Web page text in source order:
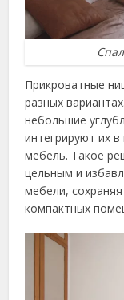
Прикроватные
разных
небольшие
интегрируют их
мебель. Такое
цельным и
мебели,
компактных